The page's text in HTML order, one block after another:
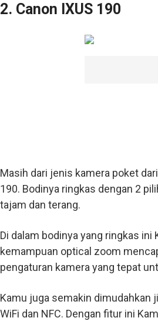
2. Canon IXUS 190
Masih dari jenis kamera poket
190. Bodinya ringkas dengan 2
tajam dan terang.
Di dalam bodinya yang ringkas
kemampuan optical zoom
pengaturan kamera yang tepat
Kamu juga semakin dimudahkan
WiFi dan NFC. Dengan fitur ini